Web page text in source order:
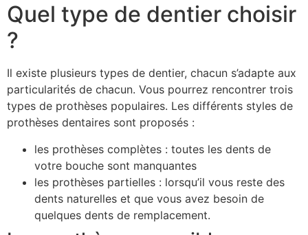
Quel type de dentier choisir
?
Il existe plusieurs types de dentier, chacun s’adapte aux
particularités de chacun. Vous pourrez rencontrer trois
types de prothèses populaires. Les différents styles de
prothèses dentaires sont proposés :
les prothèses complètes : toutes les dents de
votre bouche sont manquantes
les prothèses partielles : lorsqu’il vous reste des
dents naturelles et que vous avez besoin de
quelques dents de remplacement.